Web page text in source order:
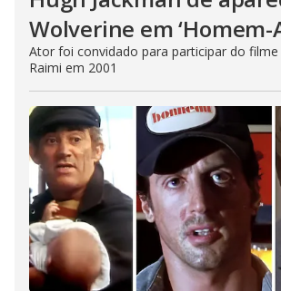
Wolverine em ‘Homem-
Ator foi convidado para participar do
Raimi em 2001